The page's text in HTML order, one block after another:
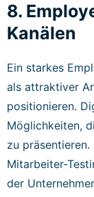
8.
Kanälen
Ein starkes
als attraktiver
positionieren.
Möglichkeiten,
zu
Mitarbeiter-
der